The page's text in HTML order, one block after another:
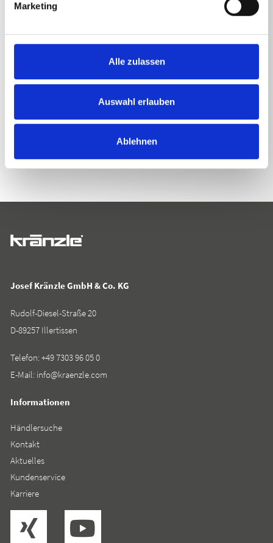
Marketing
Alle zulassen
Auswahl erlauben
Ablehnen
Lanzenadapter Stecknippel D12
0,1262kg
ZURÜCK ZUR LISTE
Josef Kränzle GmbH & Co. KG
Rudolf-Diesel-Straße 20
D-89257 Illertissen
Telefon:+49 7303 96 05 0
E-Mail: info@kraenzle.com
Informationen
Händlersuche
Kontakt
Aktuelles
Kundenservice
Karriere